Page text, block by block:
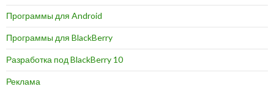
Программы для Android
Программы для BlackBerry
Разработка под BlackBerry 10
Реклама